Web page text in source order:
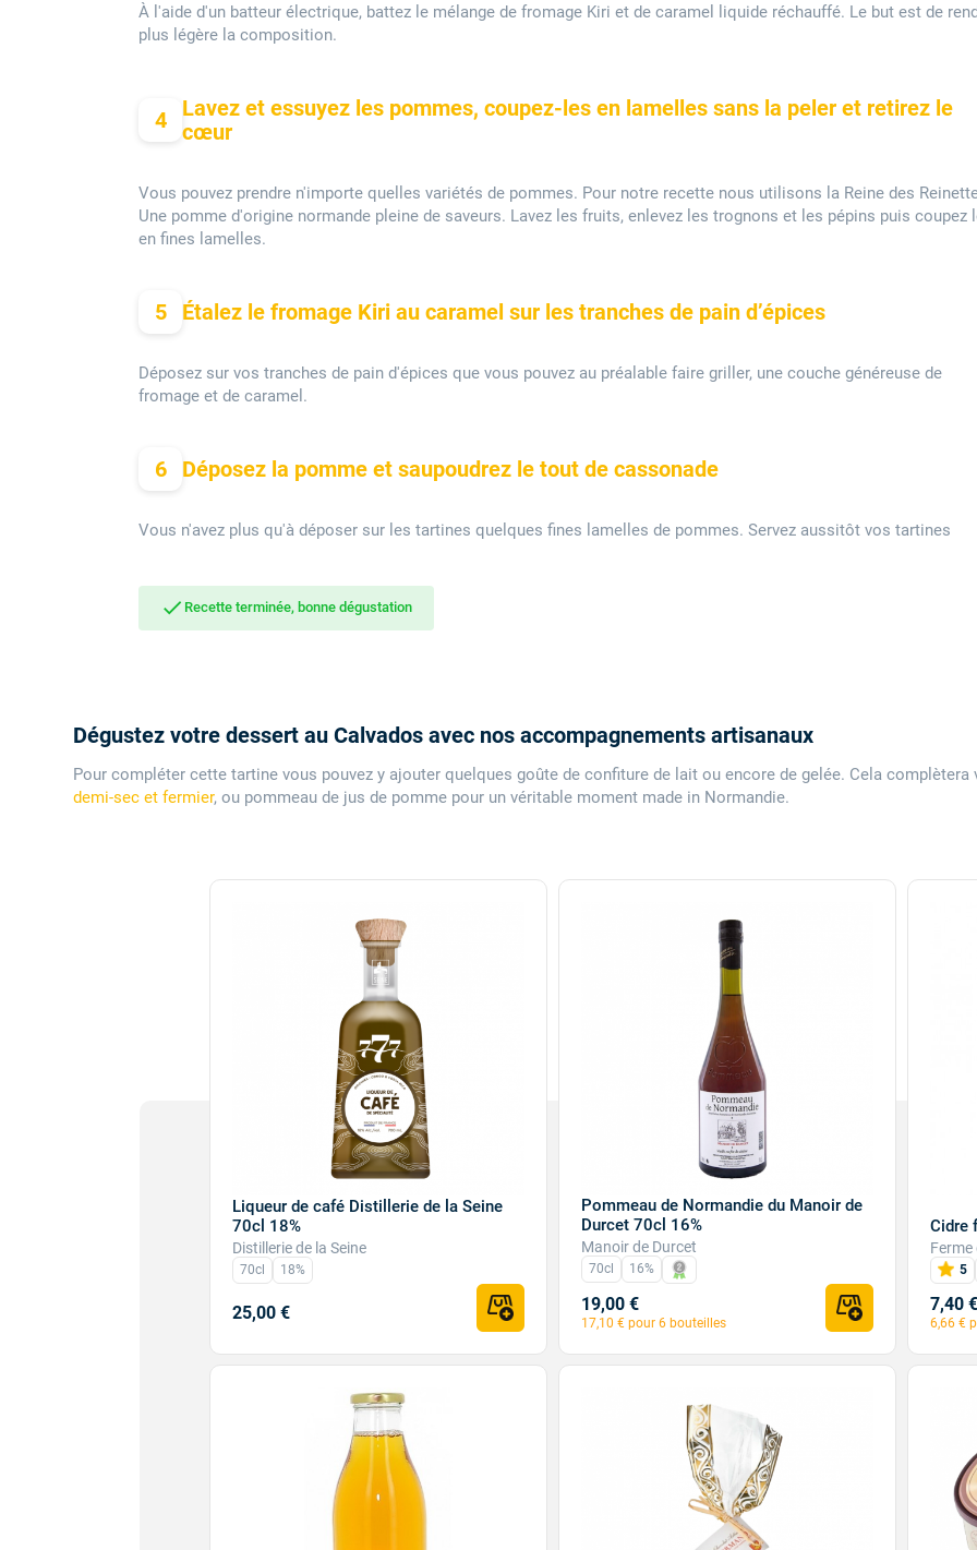
À l'aide d'un batteur électrique, battez le mélange de fromage Kiri et de caramel liquide réchauffé. Le but est de
plus légère la composition.
4
Lavez et essuyez les pommes, coupez-les en lamelles sans la peler et retirez le
cœur
Vous pouvez prendre n'importe quelles variétés de pommes. Pour notre recette nous utilisons la Reine des
Une pomme d'origine normande pleine de saveurs. Lavez les fruits, enlevez les trognons et les pépins puis coupez
en fines lamelles.
5 Étalez le fromage Kiri au caramel sur les tranches de pain d’épices
Déposez sur vos tranches de pain d'épices que vous pouvez au préalable faire griller, une couche généreuse de
fromage et de caramel.
6 Déposez la pomme et saupoudrez le tout de cassonade
Vous n'avez plus qu'à déposer sur les tartines quelques fines lamelles de pommes. Servez aussitôt vos tartines
done Recette terminée, bonne dégustation
Dégustez votre dessert au Calvados avec nos accompagnements artisanaux
Pour compléter cette tartine vous pouvez y ajouter quelques goûte de confiture de lait ou encore de gelée. Cela
demi-sec et fermier, ou pommeau de jus de pomme pour un véritable moment made in Normandie.
Liqueur de café Distillerie de la Seine
70cl 18%
Distillerie de la Seine
70cl 18%
25,00 €
Pommeau de Normandie du Manoir de
Durcet 70cl 16%
Manoir de Durcet
70cl 16%
19,00 €
17,10 € pour 6 bouteilles
Cidre
5
7,40 €
6,66 €